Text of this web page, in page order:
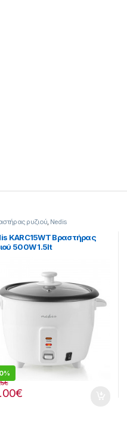
ρυζιού, Nedis
KARC15WT Βραστήρας
500W 1.5lt
€
€